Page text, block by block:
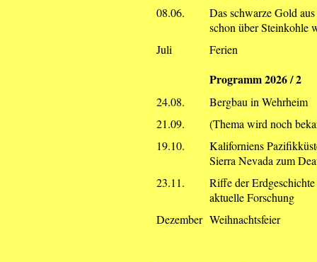
08.06.
Das schwarze Gold
schon über Steinkohle
Juli
Ferien
Programm 2026 / 2
24.08.
Bergbau in Wehrheim
21.09.
(Thema wird noch
19.10.
Kaliforniens
Sierra Nevada zum
23.11.
Riffe der
aktuelle Forschung
Dezember Weihnachtsfeier